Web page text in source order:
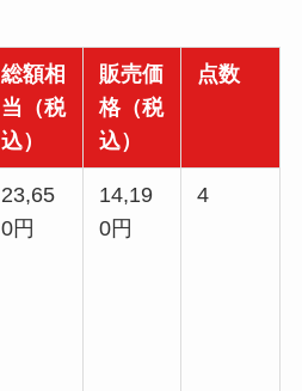
総額相
当（税
込）
販売価
格（税
込）
点数
23,65
0円
14,19
0円
4